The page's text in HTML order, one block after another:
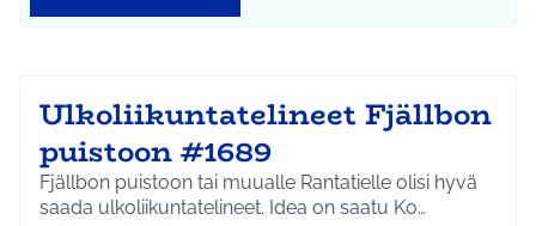
Ulkoliikuntatelineet Fjällbon
puistoon #1689
Fjällbon puistoon tai muualle Rantatielle olisi hyvä
saada ulkoliikuntatelineet. Idea on saatu Ko…